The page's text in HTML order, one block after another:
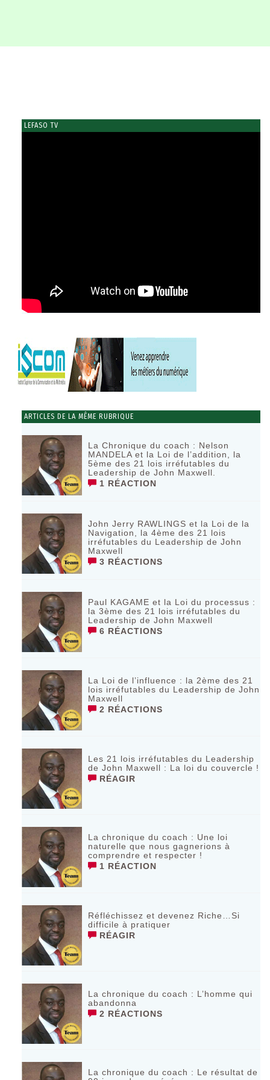
LEFASO TV
ARTICLES DE LA MÊME RUBRIQUE
La Chronique du coach : Nelson
MANDELA et la Loi de l’addition, la
5ème des 21 lois irréfutables du
Leadership de John Maxwell.
1 RÉACTION
John Jerry RAWLINGS et la Loi de la
Navigation, la 4ème des 21 lois
irréfutables du Leadership de John
Maxwell
3 RÉACTIONS
Paul KAGAME et la Loi du processus :
la 3ème des 21 lois irréfutables du
Leadership de John Maxwell
6 RÉACTIONS
La Loi de l’influence : la 2ème des 21
lois irréfutables du Leadership de John
Maxwell
2 RÉACTIONS
Les 21 lois irréfutables du Leadership
de John Maxwell : La loi du couvercle !
RÉAGIR
La chronique du coach : Une loi
naturelle que nous gagnerions à
comprendre et respecter !
1 RÉACTION
Réfléchissez et devenez Riche…Si
difficile à pratiquer
RÉAGIR
La chronique du coach : L’homme qui
abandonna
2 RÉACTIONS
La chronique du coach : Le résultat de